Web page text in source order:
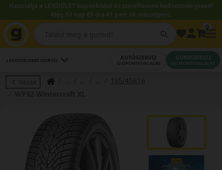
Használja a LENDÜLET kuponkódot és szereltessen kedvezményesen!
Még 53 nap 05 óra 41 perc 08 másodperc.
LEGKÖZELEBBI SZERVIZ AUTÓSZERVIZ
IDŐPONTFOGLALÁS
GUMISZERVIZ
IDŐPONTFOGLALÁS
Vissza
195/45R16